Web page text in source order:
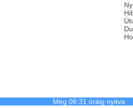
Még 06:31 óráig nyitva